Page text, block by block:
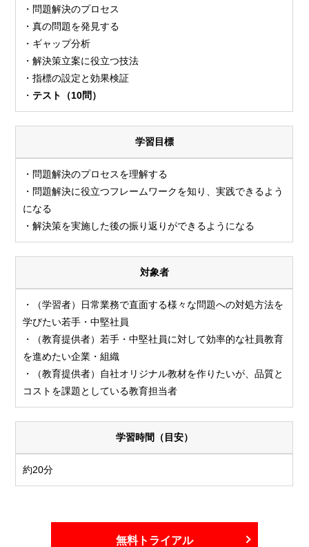
・問題解決のプロセス
・真の問題を発見する
・ギャップ分析
・解決策立案に役立つ技法
・指標の設定と効果検証
・ テスト（10問）
学習目標
・問題解決のプロセスを理解する
・問題解決に役立つフレームワークを知り、実践できるよう
になる
・解決策を実施した後の振り返りができるようになる
対象者
・（学習者）日常業務で直面する様々な問題への対処方法を
学びたい若手・中堅社員
・（教育提供者）若手・中堅社員に対して効率的な社員教育
を進めたい企業・組織
・（教育提供者）自社オリジナル教材を作りたいが、品質と
コストを課題としている教育担当者
学習時間（目安）
約20分
無料トライアル